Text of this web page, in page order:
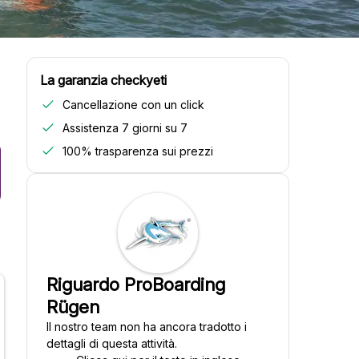
La garanzia checkyeti
Cancellazione con un click
Assistenza 7 giorni su 7
100% trasparenza sui prezzi
Riguardo ProBoarding
Rügen
Il nostro team non ha ancora tradotto i
dettagli di questa attività.